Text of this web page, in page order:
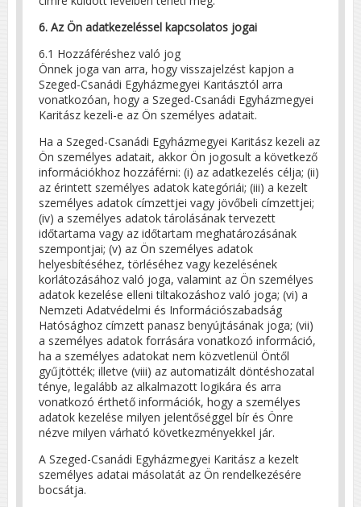
6. Az Ön adatkezeléssel kapcsolatos jogai
6.1 Hozzáféréshez való jog
Önnek joga van arra, hogy visszajelzést kapjon a
Szeged-Csanádi Egyházmegyei Karitásztól arra
vonatkozóan, hogy a Szeged-Csanádi Egyházmegyei
Karitász kezeli-e az Ön személyes adatait.
Ha a Szeged-Csanádi Egyházmegyei Karitász kezeli az
Ön személyes adatait, akkor Ön jogosult a következő
információkhoz hozzáférni: (i) az adatkezelés célja; (ii)
az érintett személyes adatok kategóriái; (iii) a kezelt
személyes adatok címzettjei vagy jövőbeli címzettjei;
(iv) a személyes adatok tárolásának tervezett
időtartama vagy az időtartam meghatározásának
szempontjai; (v) az Ön személyes adatok
helyesbítéséhez, törléséhez vagy kezelésének
korlátozásához való joga, valamint az Ön személyes
adatok kezelése elleni tiltakozáshoz való joga; (vi) a
Nemzeti Adatvédelmi és Információszabadság
Hatósághoz címzett panasz benyújtásának joga; (vii)
a személyes adatok forrására vonatkozó információ,
ha a személyes adatokat nem közvetlenül Öntől
gyűjtötték; illetve (viii) az automatizált döntéshozatal
ténye, legalább az alkalmazott logikára és arra
vonatkozó érthető információk, hogy a személyes
adatok kezelése milyen jelentőséggel bír és Önre
nézve milyen várható következményekkel jár.
A Szeged-Csanádi Egyházmegyei Karitász a kezelt
személyes adatai másolatát az Ön rendelkezésére
bocsátja.